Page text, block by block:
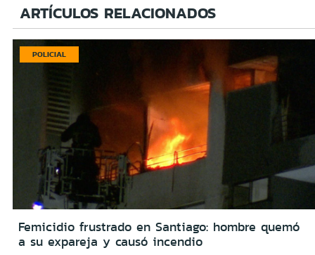
ARTÍCULOS RELACIONADOS
POLICIAL
Femicidio frustrado en Santiago: hombre quemó
a su expareja y causó incendio